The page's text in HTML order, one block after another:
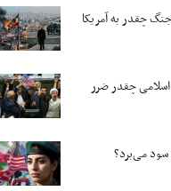
چقدر به آمریکا
اسلامی چقدر ضرر
سود می‌برد؟